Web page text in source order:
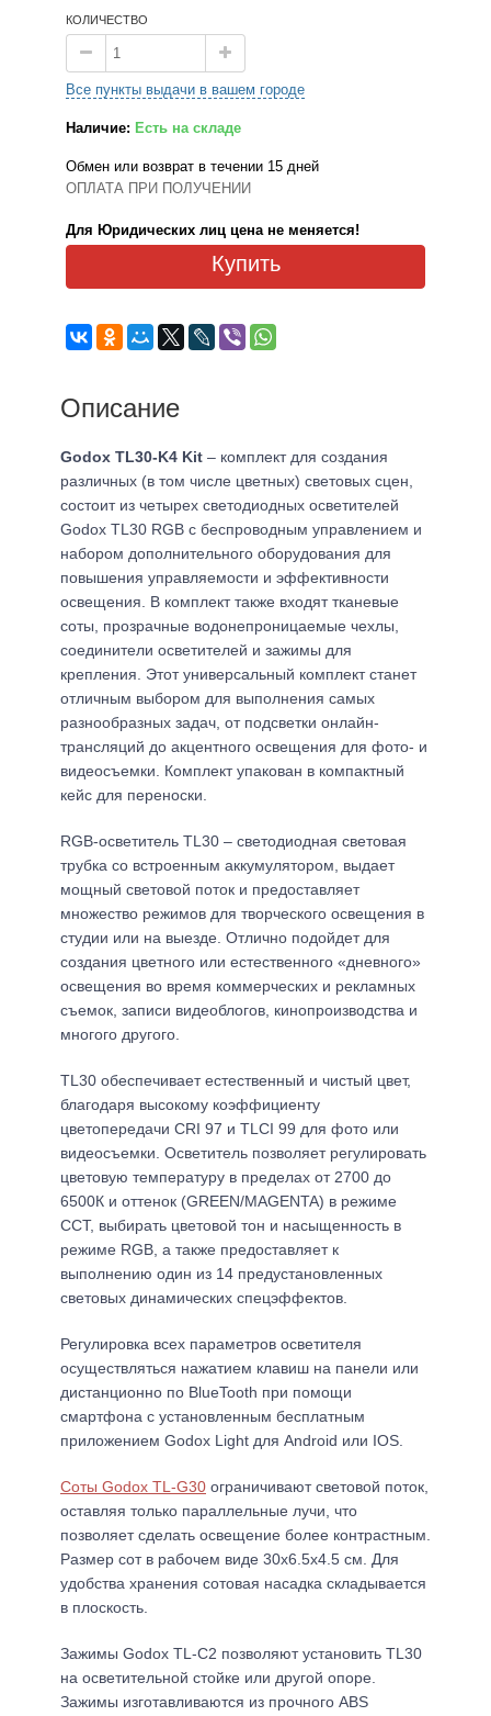
КОЛИЧЕСТВО
Все пункты выдачи в вашем городе
Наличие: Есть на складе
Обмен или возврат в течении 15 дней
ОПЛАТА ПРИ ПОЛУЧЕНИИ
Для Юридических лиц цена не меняется!
Купить
Описание
Godox TL30-K4 Kit – комплект для создания
различных (в том числе цветных) световых сцен,
состоит из четырех светодиодных осветителей
Godox TL30 RGB с беспроводным управлением и
набором дополнительного оборудования для
повышения управляемости и эффективности
освещения. В комплект также входят тканевые
соты, прозрачные водонепроницаемые чехлы,
соединители осветителей и зажимы для
крепления. Этот универсальный комплект станет
отличным выбором для выполнения самых
разнообразных задач, от подсветки онлайн-
трансляций до акцентного освещения для фото- и
видеосъемки. Комплект упакован в компактный
кейс для переноски.
RGB-осветитель TL30 – светодиодная световая
трубка со встроенным аккумулятором, выдает
мощный световой поток и предоставляет
множество режимов для творческого освещения в
студии или на выезде. Отлично подойдет для
создания цветного или естественного «дневного»
освещения во время коммерческих и рекламных
съемок, записи видеоблогов, кинопроизводства и
многого другого.
TL30 обеспечивает естественный и чистый цвет,
благодаря высокому коэффициенту
цветопередачи CRI 97 и TLCI 99 для фото или
видеосъемки. Осветитель позволяет регулировать
цветовую температуру в пределах от 2700 до
6500К и оттенок (GREEN/MAGENTA) в режиме
CCT, выбирать цветовой тон и насыщенность в
режиме RGB, а также предоставляет к
выполнению один из 14 предустановленных
световых динамических спецэффектов.
Регулировка всех параметров осветителя
осуществляться нажатием клавиш на панели или
дистанционно по BlueTooth при помощи
смартфона с установленным бесплатным
приложением Godox Light для Android или IOS.
Соты Godox TL-G30 ограничивают световой поток,
оставляя только параллельные лучи, что
позволяет сделать освещение более контрастным.
Размер сот в рабочем виде 30х6.5х4.5 см. Для
удобства хранения сотовая насадка складывается
в плоскость.
Зажимы Godox TL-C2 позволяют установить TL30
на осветительной стойке или другой опоре.
Зажимы изготавливаются из прочного ABS